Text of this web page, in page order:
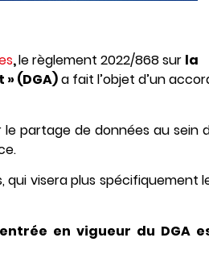
,le règlement 2022/868 sur la
(DGA)a fait l’objet d’un
partage de données au sein
qui visera plus spécifiquement
en vigueur du DGA